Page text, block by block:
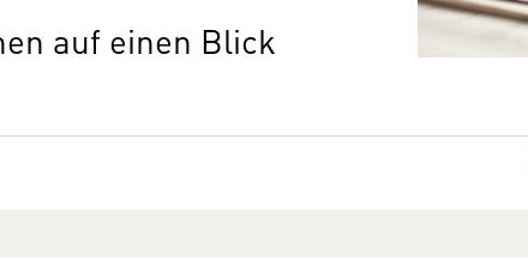
auf einen Blick